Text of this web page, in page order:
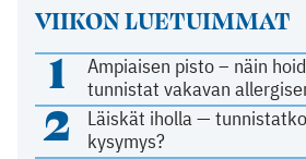
VIIKON LUETUIMMAT
1
Ampiaisen pisto – näin
tunnistat vakavan
2
Läiskät iholla —
kysymys?